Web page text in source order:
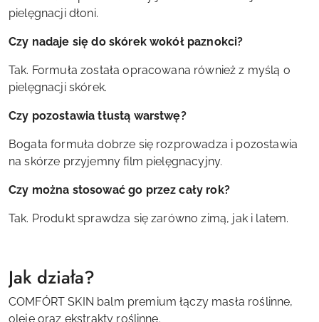
pielęgnacji dłoni.
Czy nadaje się do skórek wokół paznokci?
Tak. Formuła została opracowana również z myślą o
pielęgnacji skórek.
Czy pozostawia tłustą warstwę?
Bogata formuła dobrze się rozprowadza i pozostawia
na skórze przyjemny film pielęgnacyjny.
Czy można stosować go przez cały rok?
Tak. Produkt sprawdza się zarówno zimą, jak i latem.
Jak działa?
COMFÓRT SKIN balm premium łączy masła roślinne,
oleje oraz ekstrakty roślinne.